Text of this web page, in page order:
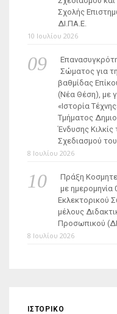
Σχολής
ΔΙ.ΠΑ.Ε.
10 Ιουλίου 2026
Σώματος για
βαθμίδας
(Νέα Θέση), με
«Ιστορία
Τμήματος
Ένδυσης
Σχεδιασμού
8 Ιουλίου 2026
Πράξη
με ημερομηνία
Εκλεκτορικού
μέλους
Προσωπικού
8 Ιουλίου 2026
ΙΣΤΟΡΙΚΌ